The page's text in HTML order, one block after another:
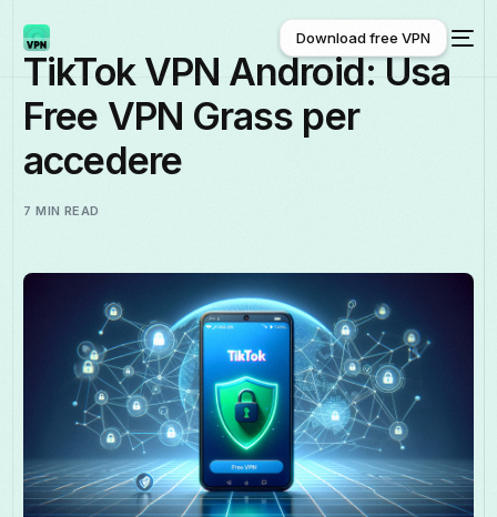
Download free VPN
Download free VPN
TikTok VPN Android: Usa
Free VPN Grass per
accedere
7 MIN READ